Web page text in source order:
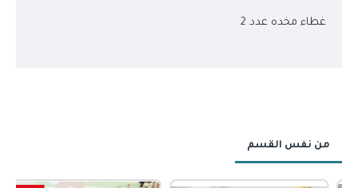
غطاء مخده عدد 2
من نفس القسم